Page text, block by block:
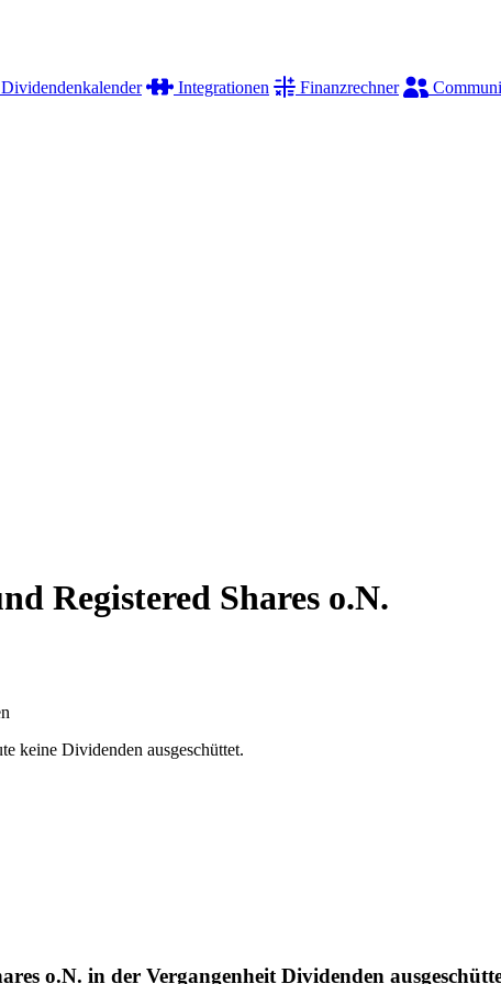
Dividendenkalender Integrationen Finanzrechner
Registered Shares o.N.
keine Dividenden ausgeschüttet.
o.N. in der Vergangenheit Dividenden